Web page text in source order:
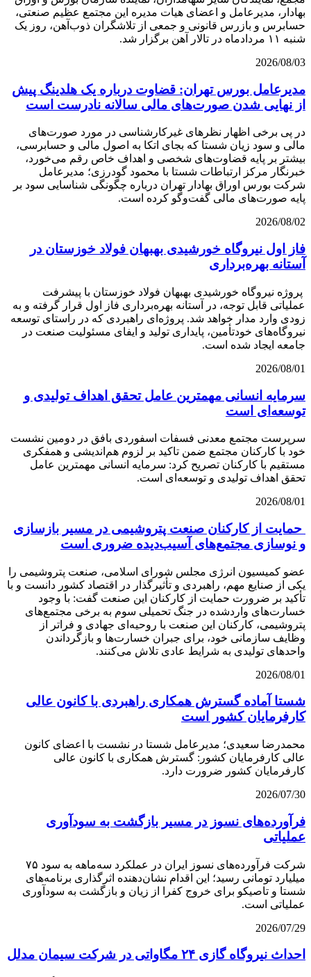
بهادار، مدیرعامل و اعضای هیات مدیره این مجتمع عظیم صنعتی،
حسابرس و بازرس قانونی و جمعی از تلاشگران ذوب‌آهن، روز یک
شنبه ۱۱ مردادماه در تالار آهن برگزار شد.
2026/08/03
مدیرعامل بورس تهران: قضاوت درباره یک هلدینگ پیش
از نهایی شدن صورت‌های مالی سالانه نادرست است
در پی برخی اظهار نظرهای غیرکارشناسی در مورد صورت‌های
مالی و سود زیان شستا که بجای اتکا به اصول مالی و حسابرسی،
بیشتر بر پایه قضاوت‌‌های شخصی و اهداف خاص رقم می‌خورد،
خبرنگار مرکز ارتباطات شستا با محمود گودرزی؛ مدیرعامل
شرکت بورس اوراق بهادار تهران درباره چگونگی شناسایی سود بر
پایه صورت‌های مالی گفت‌وگو کرده است.
2026/08/02
فاز اول نیروگاه خورشیدی بهبهان فولاد خوزستان در
آستانه بهره‌برداری
پروژه نیروگاه خورشیدی بهبهان فولاد خوزستان با پیشرفت
عملیاتی قابل‌ توجه، در آستانه بهره‌برداری فاز اول قرار گرفته و به‌
زودی وارد مدار خواهد شد. پروژه‌ای راهبردی که در راستای توسعه
نیروگاه‌های خودتأمین، پایداری تولید و ایفای مسئولیت صنعت در
جامعه ایجاد شده است.
2026/08/01
سرمایه انسانی مهمترین عامل تحقق اهداف تولیدی و
توسعه‌ای است
سرپرست مجتمع معدنی فسفات اسفوردی بافق در دومین نشست
خود با کارکنان مجتمع ضمن تاکید بر لزوم هم‌اندیشی و همفکری
مستقیم با کارکنان تصریح کرد: سرمایه انسانی مهمترین عامل
تحقق اهداف تولیدی و توسعه‌ای است.
2026/08/01
حمایت از کارکنان صنعت پتروشیمی در مسیر بازسازی
و نوسازی مجتمع‌های آسیب‌دیده ضروری است
عضو کمیسیون انرژی مجلس شورای اسلامی، صنعت پتروشیمی را
یکی از صنایع مهم، راهبردی و تأثیرگذار در اقتصاد کشور دانست و با
تأکید بر ضرورت حمایت از کارکنان این صنعت گفت: با وجود
خسارت‌های واردشده در جنگ تحمیلی سوم به برخی مجتمع‌های
پتروشیمی، کارکنان این صنعت با روحیه‌ای جهادی و فراتر از
وظایف سازمانی خود، برای جبران خسارت‌ها و بازگرداندن
واحدهای تولیدی به شرایط عادی تلاش می‌کنند.
2026/08/01
شستا آماده گسترش همکاری راهبردی با کانون عالی
کارفرمایان کشور است
محمدرضا سعیدی؛ مدیرعامل شستا در نشست با اعضای کانون
عالی کارفرمایان کشور: گسترش همکاری با کانون عالی
کارفرمایان کشور ضرورت دارد.
2026/07/30
فرآورده‌های نسوز در مسیر بازگشت به سودآوری
عملیاتی
شرکت فرآورده‌های نسوز ایران در عملکرد سه‌ماهه به سود ۷۵
میلیارد تومانی رسید؛ این اقدام نشان‌دهنده اثرگذاری برنامه‌های
شستا و تاصیکو برای خروج کفرا از زیان و بازگشت به سودآوری
عملیاتی است.
2026/07/29
احداث نیروگاه گازی ۲۴ مگاواتی در شرکت سیمان مدلل